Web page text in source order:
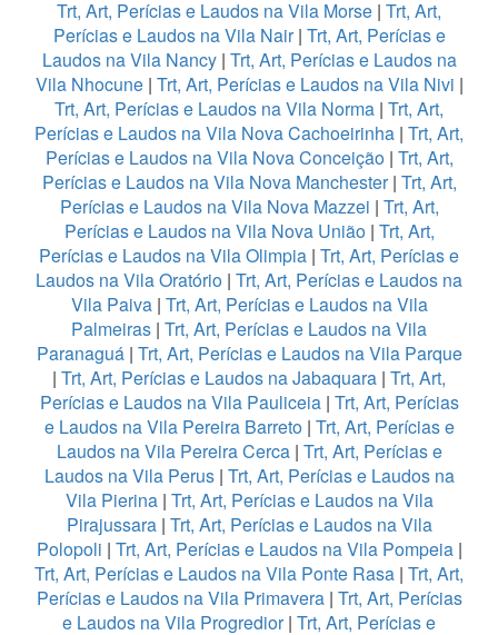
Trt, Art, Perícias e Laudos na Vila Morse | Trt, Art,
Perícias e Laudos na Vila Nair| Trt, Art, Perícias e
Laudos na Vila Nancy| Trt, Art, Perícias e Laudos na
Vila Nhocune| Trt, Art, Perícias e Laudos na Vila Nivi |
Trt, Art, Perícias e Laudos na Vila Norma | Trt, Art,
Perícias e Laudos na Vila Nova Cachoeirinha | Trt, Art,
Perícias e Laudos na Vila Nova Conceição| Trt, Art,
Perícias e Laudos na Vila Nova Manchester| Trt, Art,
Perícias e Laudos na Vila Nova Mazzei | Trt, Art,
Perícias e Laudos na Vila Nova União| Trt, Art,
Perícias e Laudos na Vila Olimpia | Trt, Art, Perícias e
Laudos na Vila Oratório | Trt, Art, Perícias e Laudos na
Vila Paiva| Trt, Art, Perícias e Laudos na Vila
Palmeiras | Trt, Art, Perícias e Laudos na Vila
Paranaguá| Trt, Art, Perícias e Laudos na Vila Parque
| Trt, Art, Perícias e Laudos na Jabaquara | Trt, Art,
Perícias e Laudos na Vila Pauliceia| Trt, Art, Perícias
e Laudos na Vila Pereira Barreto| Trt, Art, Perícias e
Laudos na Vila Pereira Cerca| Trt, Art, Perícias e
Laudos na Vila Perus| Trt, Art, Perícias e Laudos na
Vila Pierina| Trt, Art, Perícias e Laudos na Vila
Pirajussara| Trt, Art, Perícias e Laudos na Vila
Polopoli | Trt, Art, Perícias e Laudos na Vila Pompeia|
Trt, Art, Perícias e Laudos na Vila Ponte Rasa | Trt, Art,
Perícias e Laudos na Vila Primavera| Trt, Art, Perícias
e Laudos na Vila Progredior| Trt, Art, Perícias e